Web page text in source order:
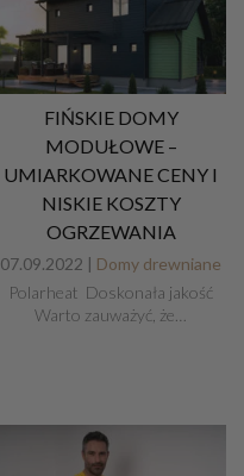
FIŃSKIE DOMY
MODUŁOWE –
UMIARKOWANE CENY I
NISKIE KOSZTY
OGRZEWANIA
07.09.2022 | Domy drewniane
Polarheat Doskonała jakość
Warto zauważyć, że…